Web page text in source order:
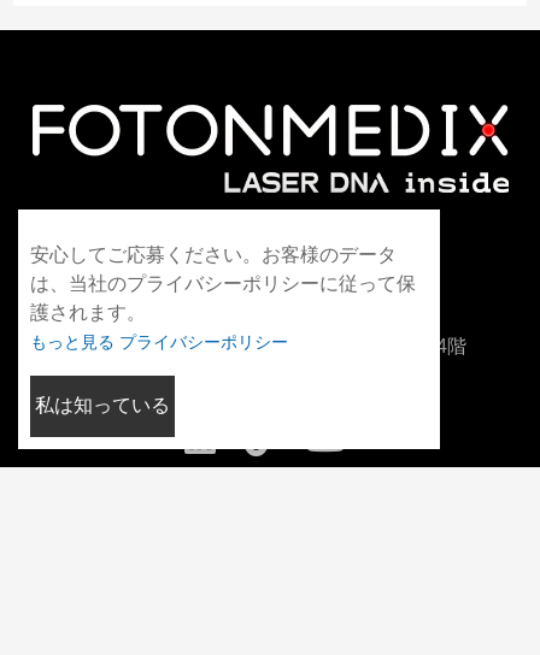
WhatsApp+86 13306042021
info@fotonmedix.com
中国福建省厦門市海峡両岸清華研究院C棟4階
安心してご応募ください。お客様のデータ
は、当社のプライバシーポリシーに従って保
護されます。
もっと見る プライバシーポリシー
私は知っている